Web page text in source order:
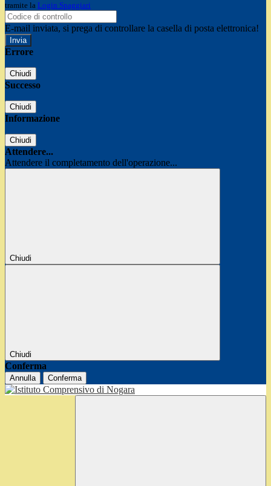
tramite la Login Spaggiari
E-mail inviata, si prega di controllare la casella di posta elettronica!
Errore
Chiudi
Successo
Chiudi
Informazione
Chiudi
Attendere...
Attendere il completamento dell'operazione...
Chiudi
Chiudi
Conferma
Annulla Conferma